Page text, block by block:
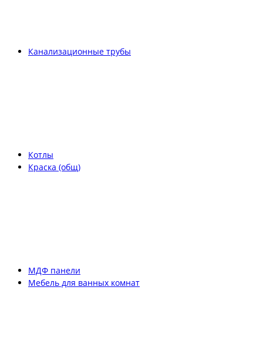
Канализационные трубы
Котлы
Краска (общ)
МДФ панели
Мебель для ванных комнат